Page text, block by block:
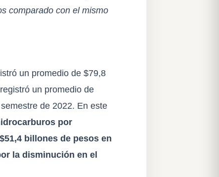
comparado con el mismo
un promedio de $79,8
un promedio de
de 2022. En este
por
billones de pesos en
la disminución en el